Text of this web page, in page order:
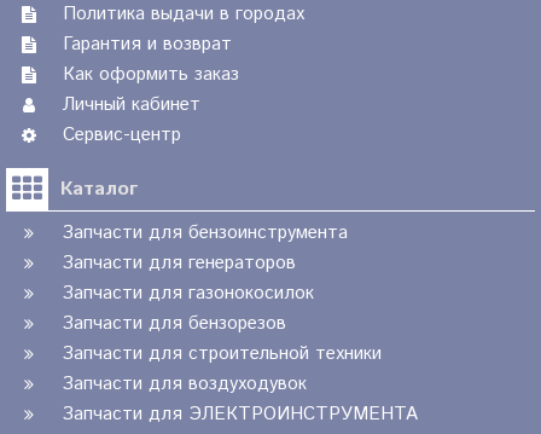
Политика выдачи в городах
Гарантия и возврат
Как оформить заказ
Личный кабинет
Сервис-центр
Каталог
Запчасти для бензоинструмента
Запчасти для генераторов
Запчасти для газонокосилок
Запчасти для бензорезов
Запчасти для строительной техники
Запчасти для воздуходувок
Запчасти для ЭЛЕКТРОИНСТРУМЕНТА